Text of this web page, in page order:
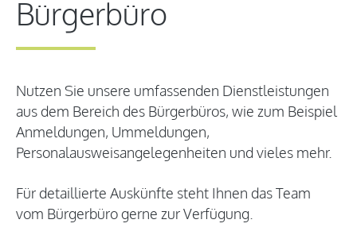
Bürgerbüro
Nutzen Sie unsere umfassenden Dienstleistungen
aus dem Bereich des Bürgerbüros, wie zum Beispiel
Anmeldungen, Ummeldungen,
Personalausweisangelegenheiten und vieles mehr.
Für detaillierte Auskünfte steht Ihnen das Team
vom Bürgerbüro gerne zur Verfügung.